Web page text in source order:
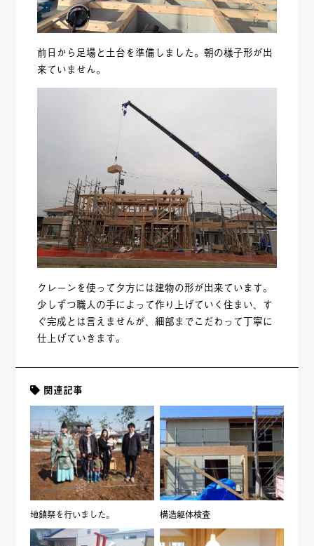
前日から足場と土台を準備しました。朝の様子形が出
来ていません。
クレーンを使って夕方には建物の形が出来ています。
少しずつ職人の手によって作り上げていく住まい、す
ぐ完成とは言えませんが、細部までこだわって丁寧に
仕上げていきます。
関連記事
地鎮祭を行いました。 構造躯体検査